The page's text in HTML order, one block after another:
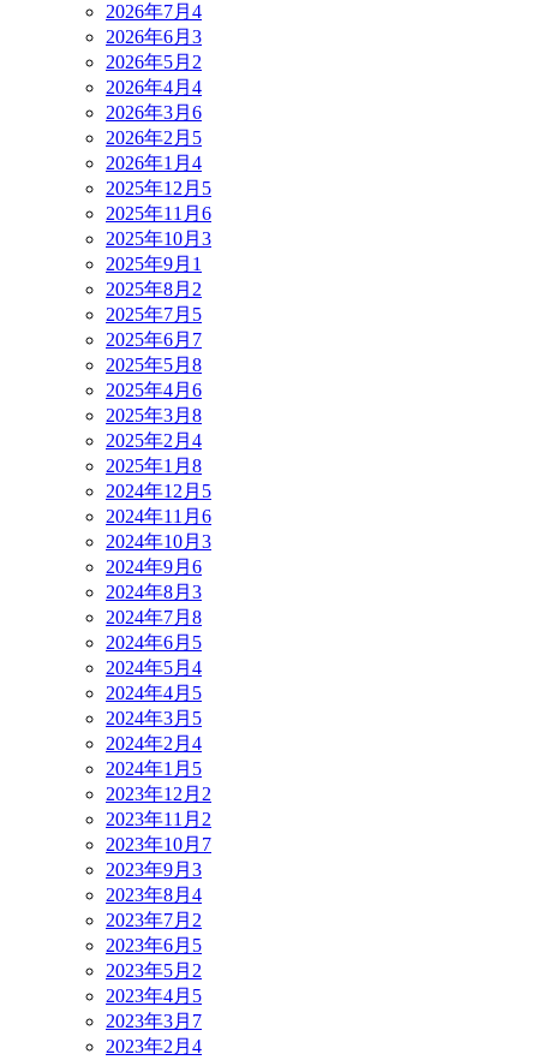
2026年7月 4
2026年6月 3
2026年5月 2
2026年4月 4
2026年3月 6
2026年2月 5
2026年1月 4
2025年12月 5
2025年11月 6
2025年10月 3
2025年9月 1
2025年8月 2
2025年7月 5
2025年6月 7
2025年5月 8
2025年4月 6
2025年3月 8
2025年2月 4
2025年1月 8
2024年12月 5
2024年11月 6
2024年10月 3
2024年9月 6
2024年8月 3
2024年7月 8
2024年6月 5
2024年5月 4
2024年4月 5
2024年3月 5
2024年2月 4
2024年1月 5
2023年12月 2
2023年11月 2
2023年10月 7
2023年9月 3
2023年8月 4
2023年7月 2
2023年6月 5
2023年5月 2
2023年4月 5
2023年3月 7
2023年2月 4